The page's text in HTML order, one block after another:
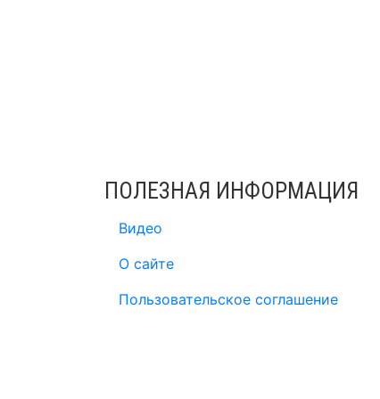
ПОЛЕЗНАЯ ИНФОРМАЦИЯ
Видео
О сайте
Пользовательское соглашение